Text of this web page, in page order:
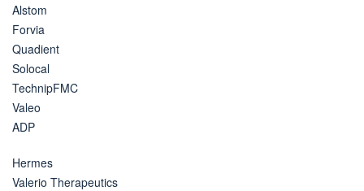
Alstom
Forvia
Quadient
Solocal
TechnipFMC
Valeo
ADP
Hermes
Valerio Therapeutics